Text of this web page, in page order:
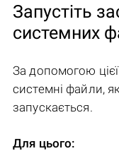
Запустіть
системних
За допомогою
системні файли,
запускається.
Для цього: